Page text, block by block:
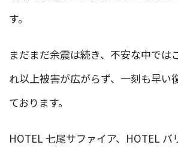
す。
まだまだ余震は続き、不安な中では
れ以上被害が広がらず、一刻も早い
ております。
HOTEL 七尾サファイア、HOTEL バ